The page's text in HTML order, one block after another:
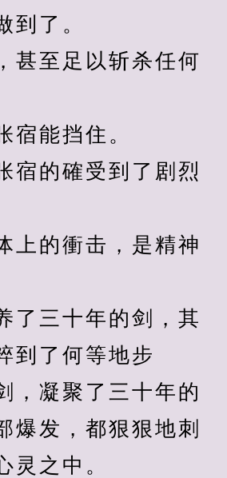
了。
至足以斩杀任何
能挡住。
的確受到了剧烈
的衝击，是精神
三十年的剑，其
到了何等地步
凝聚了三十年的
爆发，都狠狠地刺
灵之中。